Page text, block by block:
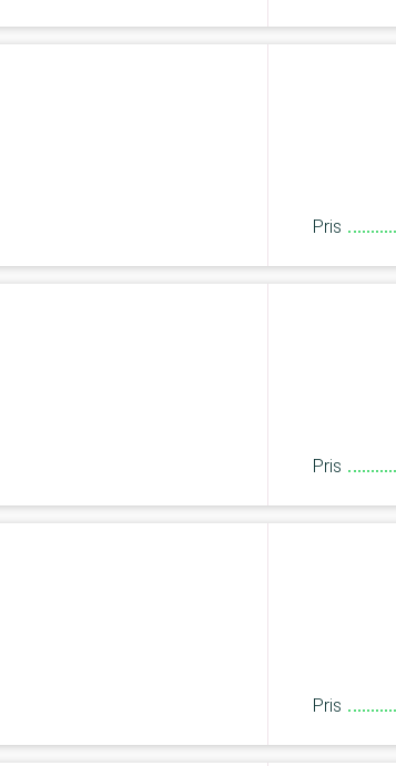
Pris
Pris
Pris